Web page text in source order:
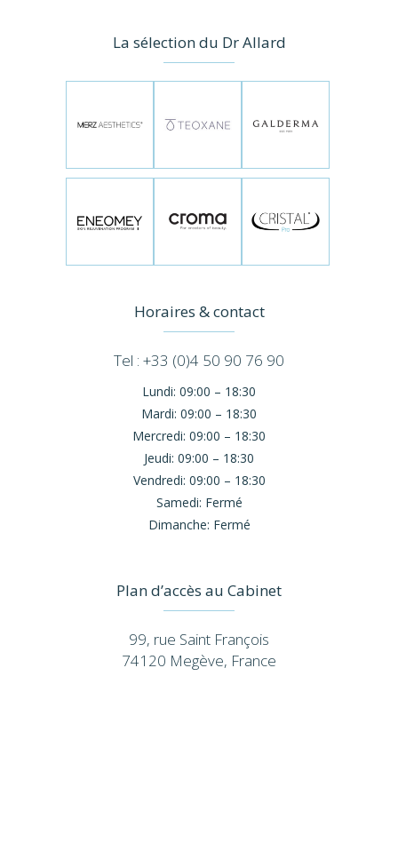
La sélection du Dr Allard
Horaires & contact
Tel : +33 (0)4 50 90 76 90
Lundi: 09:00 – 18:30
Mardi: 09:00 – 18:30
Mercredi: 09:00 – 18:30
Jeudi: 09:00 – 18:30
Vendredi: 09:00 – 18:30
Samedi: Fermé
Dimanche: Fermé
Plan d’accès au Cabinet
99, rue Saint François
74120 Megève, France